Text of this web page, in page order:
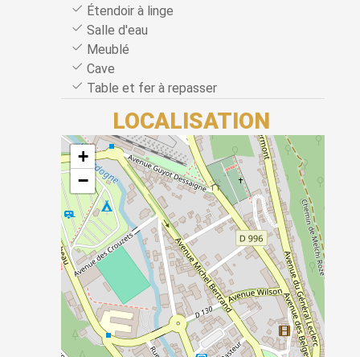
Étendoir à linge
Salle d'eau
Meublé
Cave
Table et fer à repasser
LOCALISATION
+
−